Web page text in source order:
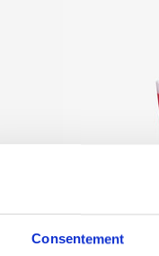
Consentement
Eco12 Vierge